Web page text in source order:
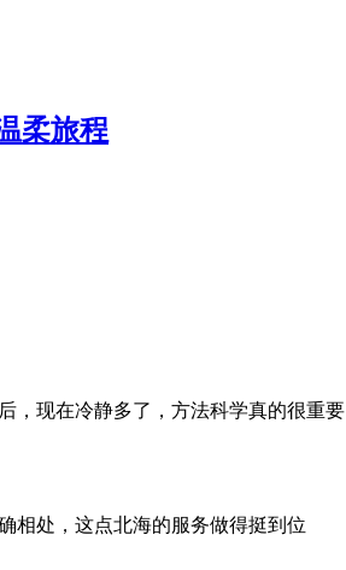
柔旅程
，现在冷静多了，方法科学真的很重要
相处，这点北海的服务做得挺到位